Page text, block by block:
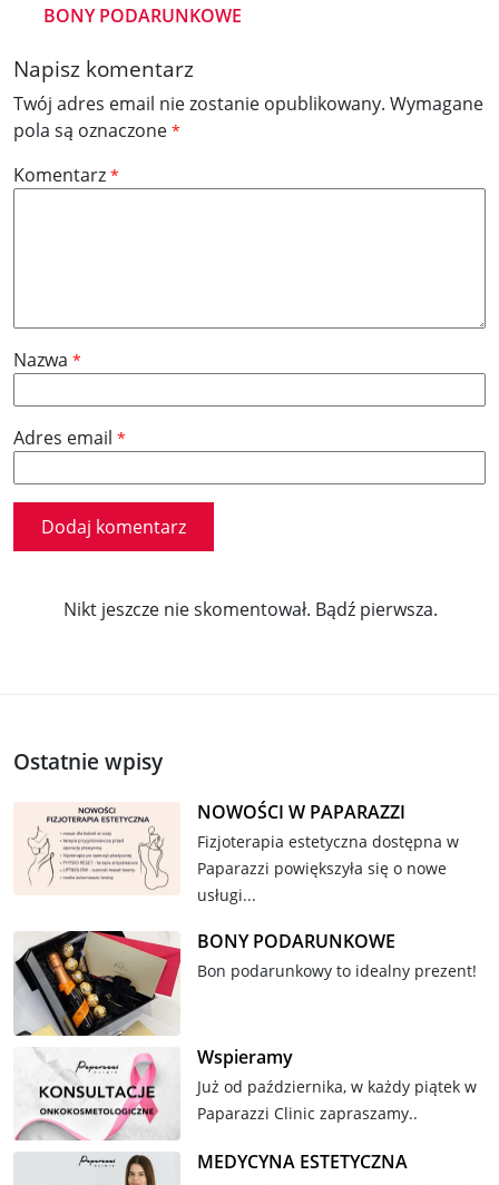
BONY PODARUNKOWE
Napisz komentarz
Twój adres email nie zostanie opublikowany. Wymagane
pola są oznaczone *
Komentarz *
Nazwa *
Adres email *
Nikt jeszcze nie skomentował. Bądź pierwsza.
Ostatnie wpisy
NOWOŚCI W PAPARAZZI
Fizjoterapia estetyczna dostępna w
Paparazzi powiększyła się o nowe
usługi...
BONY PODARUNKOWE
Bon podarunkowy to idealny prezent!
Wspieramy
Już od października, w każdy piątek w
Paparazzi Clinic zapraszamy..
MEDYCYNA ESTETYCZNA